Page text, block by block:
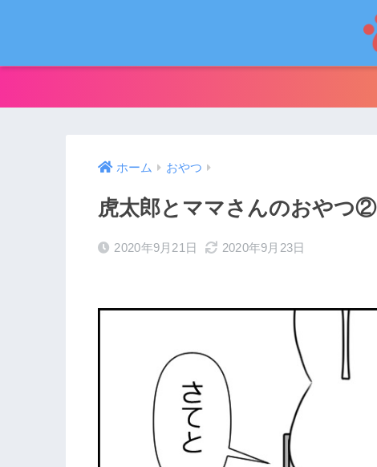
ホーム おやつ
虎太郎とママさんのおやつ②
2020年9月21日 2020年9月23日